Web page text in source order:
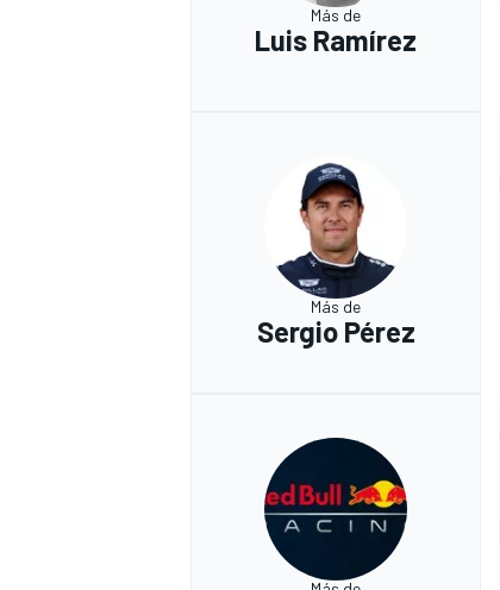
Más de
Luis Ramírez
Más de
Sergio Pérez